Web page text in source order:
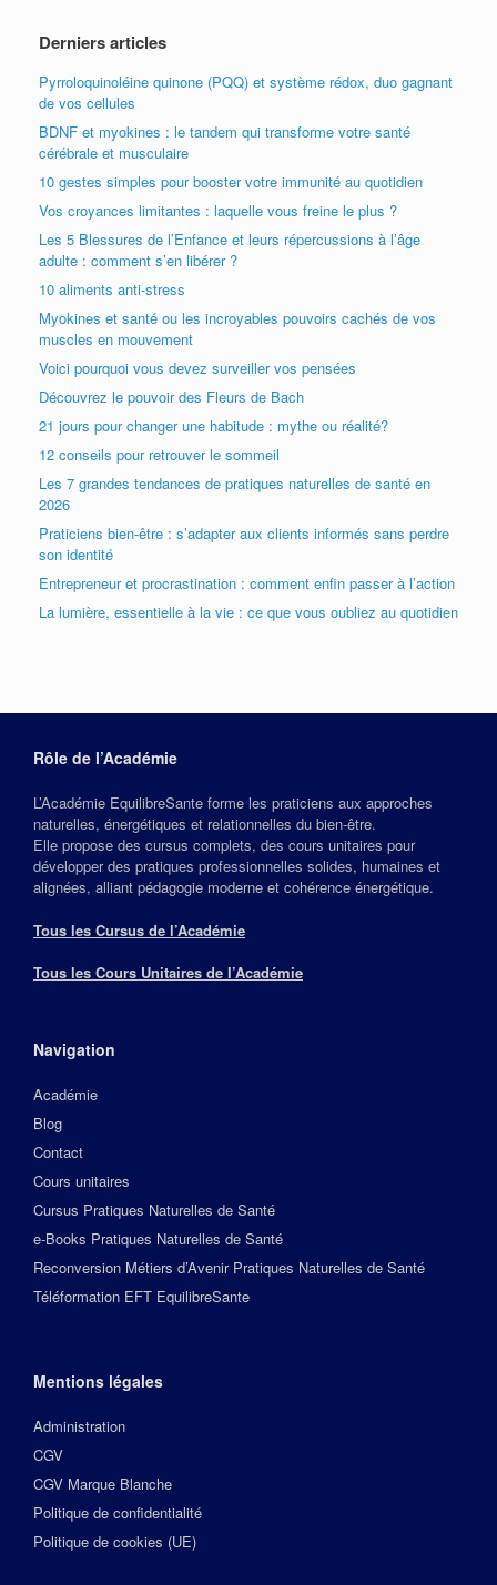
Derniers articles
Pyrroloquinoléine quinone (PQQ) et système rédox, duo gagnant
de vos cellules
BDNF et myokines : le tandem qui transforme votre santé
cérébrale et musculaire
10 gestes simples pour booster votre immunité au quotidien
Vos croyances limitantes : laquelle vous freine le plus ?
Les 5 Blessures de l’Enfance et leurs répercussions à l’âge
adulte : comment s’en libérer ?
10 aliments anti-stress
Myokines et santé ou les incroyables pouvoirs cachés de vos
muscles en mouvement
Voici pourquoi vous devez surveiller vos pensées
Découvrez le pouvoir des Fleurs de Bach
21 jours pour changer une habitude : mythe ou réalité?
12 conseils pour retrouver le sommeil
Les 7 grandes tendances de pratiques naturelles de santé en
2026
Praticiens bien-être : s’adapter aux clients informés sans perdre
son identité
Entrepreneur et procrastination : comment enfin passer à l’action
La lumière, essentielle à la vie : ce que vous oubliez au quotidien
Rôle de l’Académie
L’Académie EquilibreSante forme les praticiens aux approches
naturelles, énergétiques et relationnelles du bien‑être.
Elle propose des cursus complets, des cours unitaires pour
développer des pratiques professionnelles solides, humaines et
alignées, alliant pédagogie moderne et cohérence énergétique.
Tous les Cursus de l’Académie
Tous les Cours Unitaires de l’Académie
Navigation
Académie
Blog
Contact
Cours unitaires
Cursus Pratiques Naturelles de Santé
e-Books Pratiques Naturelles de Santé
Reconversion Métiers d’Avenir Pratiques Naturelles de Santé
Téléformation EFT EquilibreSante
Mentions légales
Administration
CGV
CGV Marque Blanche
Politique de confidentialité
Politique de cookies (UE)